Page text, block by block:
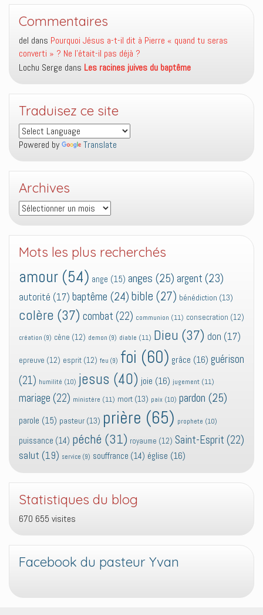
Commentaires
del dans Pourquoi Jésus a-t-il dit à Pierre « quand tu seras
converti » ? Ne l’était-il pas déjà ?
Lochu Serge dans Les racines juives du baptême
Traduisez ce site
Powered by Translate
Archives
Archives
Mots les plus recherchés
amour (54) ange (15) anges (25) argent (23)
autorité (17) baptême (24) bible (27) bénédiction (13)
colère (37) combat (22) communion (11) consecration (12)
création (9) cène (12) demon (9) diable (11) Dieu (37) don (17)
epreuve (12) esprit (12) feu (9) foi (60) grâce (16) guérison
(21) humilité (10) jesus (40) joie (16) jugement (11)
mariage (22) ministère (11) mort (13) paix (10) pardon (25)
parole (15) pasteur (13) prière (65) prophete (10)
puissance (14) péché (31) royaume (12) Saint-Esprit (22)
salut (19) service (9) souffrance (14) église (16)
Statistiques du blog
670 655 visites
Facebook du pasteur Yvan